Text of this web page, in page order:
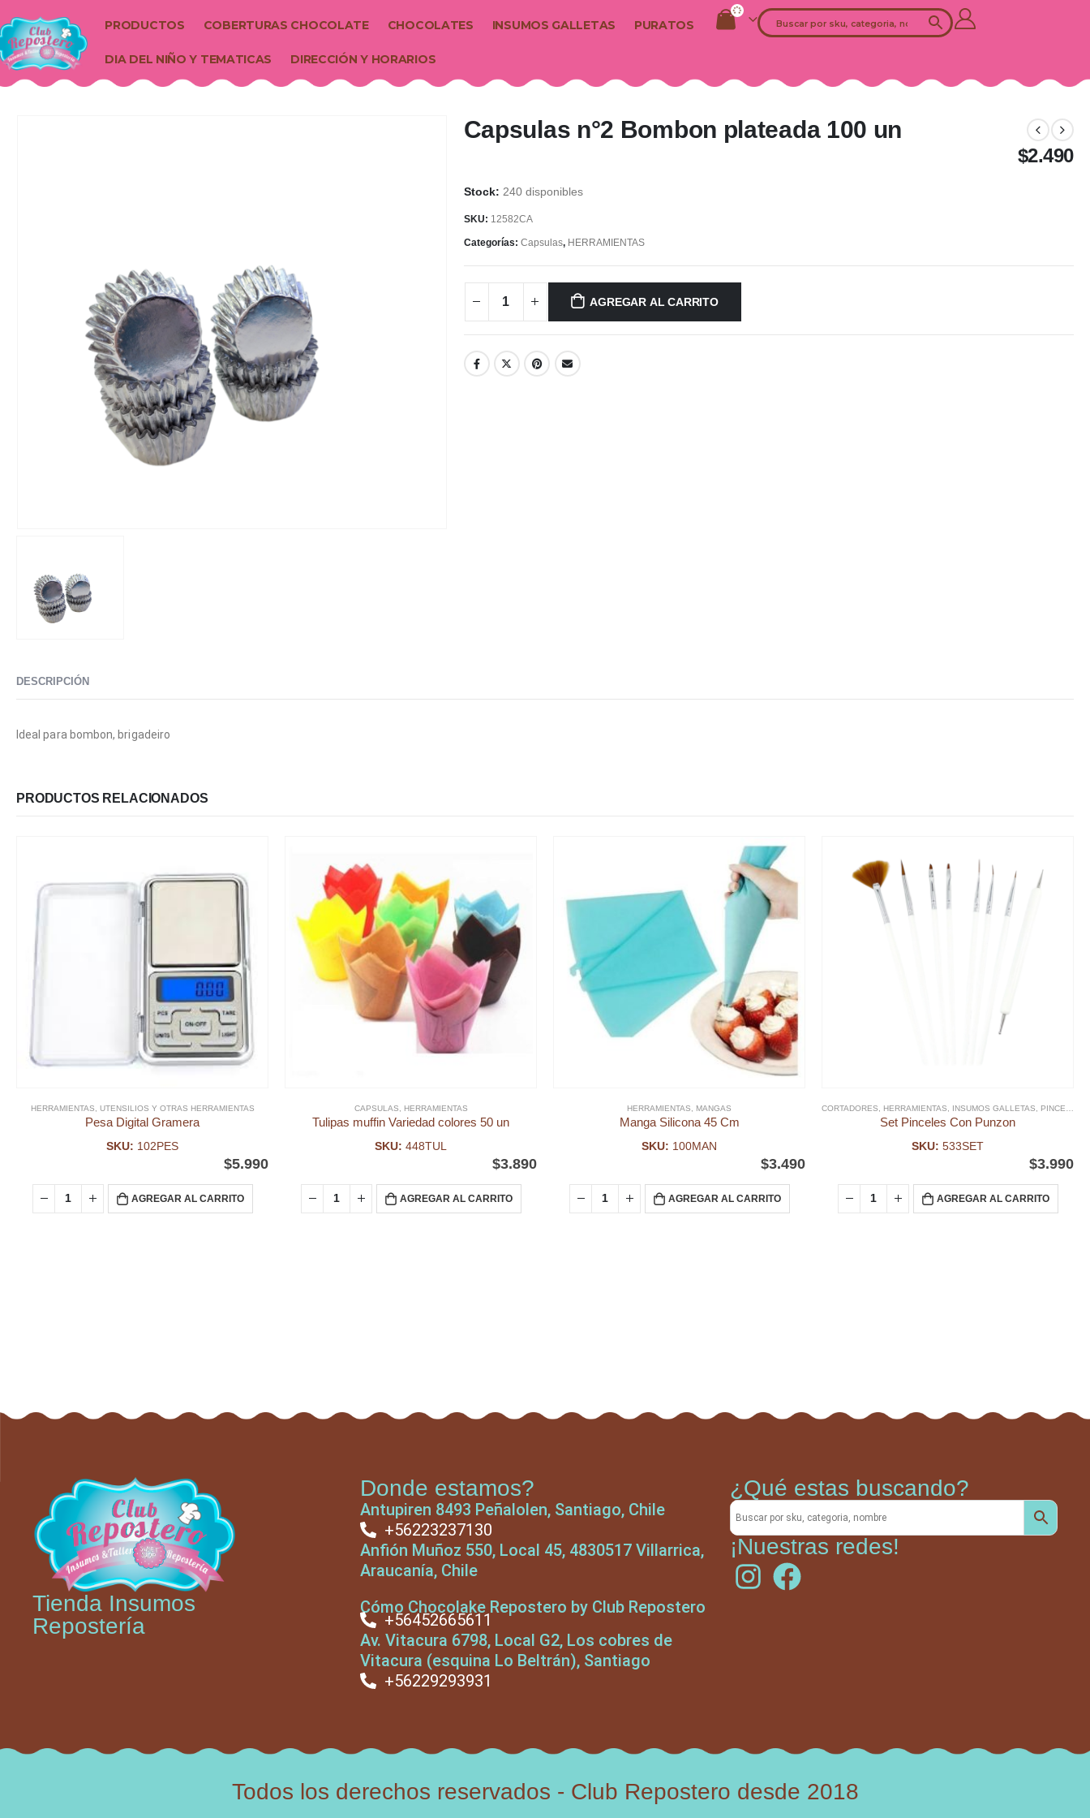
PRODUCTOS COBERTURAS CHOCOLATE CHOCOLATES INSUMOS GALLETAS PURATOS
DIA DEL NIÑO Y TEMATICAS DIRECCIÓN Y HORARIOS
Capsulas n°2 Bombon plateada 100 un
$2.490
240 disponibles
SKU: 12582CA
Categorías: Capsulas, HERRAMIENTAS
AGREGAR AL CARRITO
DESCRIPCIÓN
Ideal para bombon, brigadeiro
PRODUCTOS RELACIONADOS
HERRAMIENTAS UTENSILIOS Y OTRAS HERRAMIENTAS
Pesa Digital Gramera
SKU: 102PES
$5.990
AGREGAR AL CARRITO
CAPSULAS HERRAMIENTAS
Tulipas muffin Variedad colores 50 un
SKU: 448TUL
$3.890
AGREGAR AL CARRITO
HERRAMIENTAS MANGAS
Manga Silicona 45 Cm
SKU: 100MAN
$3.490
AGREGAR AL CARRITO
CORTADORES HERRAMIENTAS INSUMOS GALLETAS PINCELES
Set Pinceles Con Punzon
SKU: 533SET
$3.990
AGREGAR AL CARRITO
Tienda Insumos
Repostería
Donde estamos?
Antupiren 8493 Peñalolen, Santiago, Chile
+56223237130
Anfión Muñoz 550, Local 45, 4830517 Villarrica,
Araucanía, Chile
Cómo Chocolake Repostero by Club Repostero
+56452665611
Av. Vitacura 6798, Local G2, Los cobres de
Vitacura (esquina Lo Beltrán), Santiago
+56229293931
¿Qué estas buscando?
¡Nuestras redes!
Todos los derechos reservados - Club Repostero desde 2018